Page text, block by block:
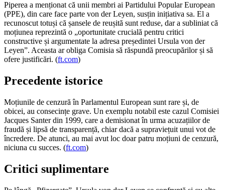
Piperea a menționat că unii membri ai Partidului Popular European
(PPE), din care face parte von der Leyen, susțin inițiativa sa. El a
recunoscut totuși că șansele de reușită sunt reduse, dar a subliniat că
moțiunea reprezintă o „oportunitate crucială pentru critici
constructive și argumentate la adresa președintei Ursula von der
Leyen”. Aceasta ar obliga Comisia să răspundă preocupărilor și să
ofere justificări. (ft.com)
Precedente istorice
Moțiunile de cenzură în Parlamentul European sunt rare și, de
obicei, au consecințe grave. Un exemplu notabil este cazul Comisiei
Jacques Santer din 1999, care a demisionat în urma acuzațiilor de
fraudă și lipsă de transparență, chiar dacă a supraviețuit unui vot de
încredere. De atunci, au mai avut loc doar patru moțiuni de cenzură,
niciuna cu succes. (ft.com)
Critici suplimentare